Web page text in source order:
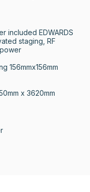
included EDWARDS
staging, RF
156mmx156mm
x 3620mm